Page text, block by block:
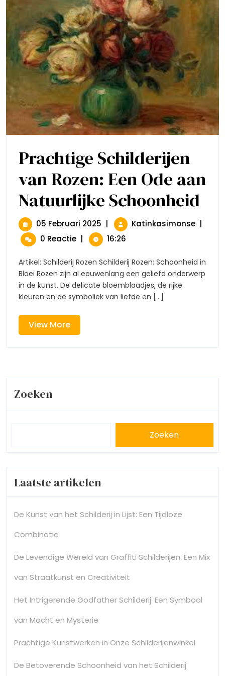
Prachtige Schilderijen
van Rozen: Een Ode aan
Natuurlijke Schoonheid
Rozen:
05 Februari 2025 05
Februari
2025
| Katinkasimonse
Een
Ode
|
0 Reactie | 16:26
Artikel: Schilderij Rozen Schilderij Rozen: Schoonheid in
Bloei Rozen zijn al eeuwenlang een geliefd onderwerp
in de kunst. De delicate bloemblaadjes, de rijke
kleuren en de symboliek van liefde en [...]
View MoreView
More
Zoeken
Zoeken
Laatste artikelen
De Kunst van het Schilderij in Lijst: Een Tijdloze
Combinatie
De Levendige Wereld van Graffiti Schilderijen: Een Mix
van Straatkunst en Creativiteit
Het Intrigerende Godfather Schilderij: Een Symbool
van Macht en Mysterie
Prachtige Kunstwerken in Onze Schilderijenwinkel
De Betoverende Schoonheid van het Schilderij